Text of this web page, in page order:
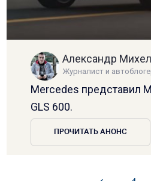
Александр
Журналист и
Mercedes представил
GLS 600.
ПРОЧИТАТЬ АНОНС